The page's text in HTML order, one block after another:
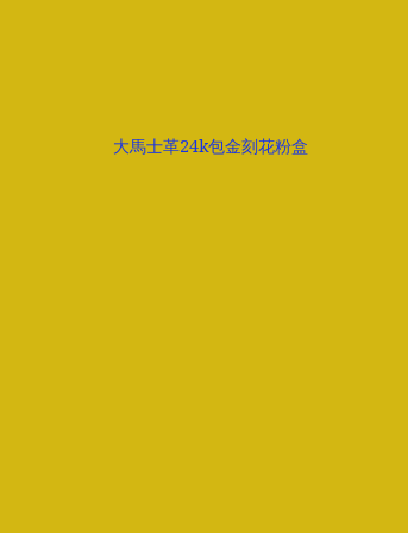
大馬士革24k包金刻花粉盒